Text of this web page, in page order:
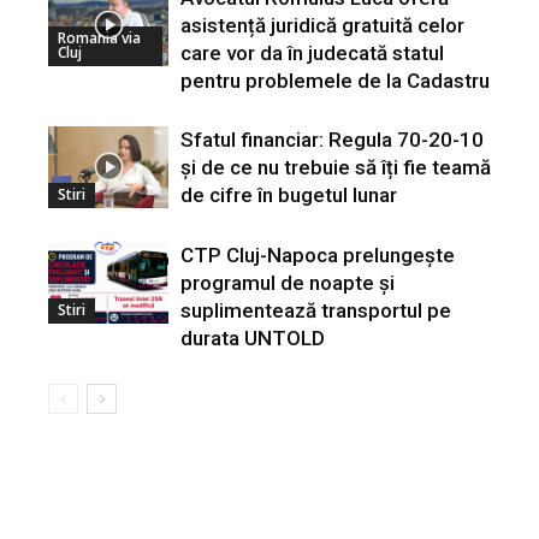
Romania via
Cluj
asistență juridică gratuită celor
care vor da în judecată statul
pentru problemele de la Cadastru
Stiri
Sfatul financiar: Regula 70-20-10
și de ce nu trebuie să îți fie teamă
de cifre în bugetul lunar
Stiri
CTP Cluj-Napoca prelungește
programul de noapte și
suplimentează transportul pe
durata UNTOLD